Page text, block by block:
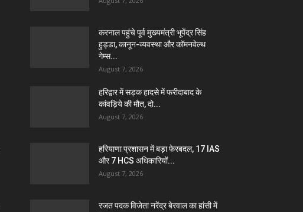
करनाल पहुंचे पूर्व मुख्यमंत्री भूपेंद्र सिंह
हुड्डा, कानून-व्यवस्था और कॉमनवेल्थ
गेम्स...
August 7, 2026
हरिद्वार में सड़क हादसे में फरीदाबाद के
कांवड़िये की मौत, दो...
August 7, 2026
हरियाणा प्रशासन में बड़ा फेरबदल, 17 IAS
और 7 HCS अधिकारियों...
August 7, 2026
रजत पदक विजेता नरेंद्र बेरवाल का हांसी में